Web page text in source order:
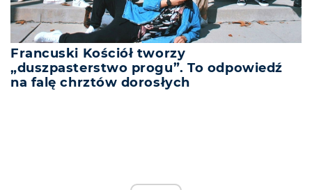
Francuski Kościół tworzy
„duszpasterstwo progu”. To odpowiedź
na falę chrztów dorosłych